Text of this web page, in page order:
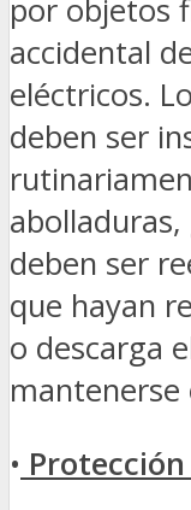
por objetos
accidental
eléctricos.
deben ser
deben ser
que hayan
o descarga
mantenerse
•